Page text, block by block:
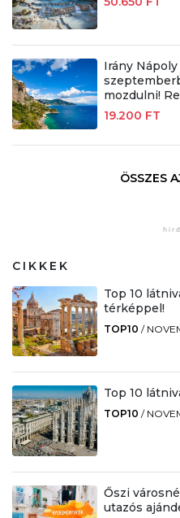
Irány
mozdulni!
19.200 FT
ÖSSZES
CIKKEK
Top 10
térképpel!
TOP10 /
Top 10
TOP10 /
Őszi
utazós